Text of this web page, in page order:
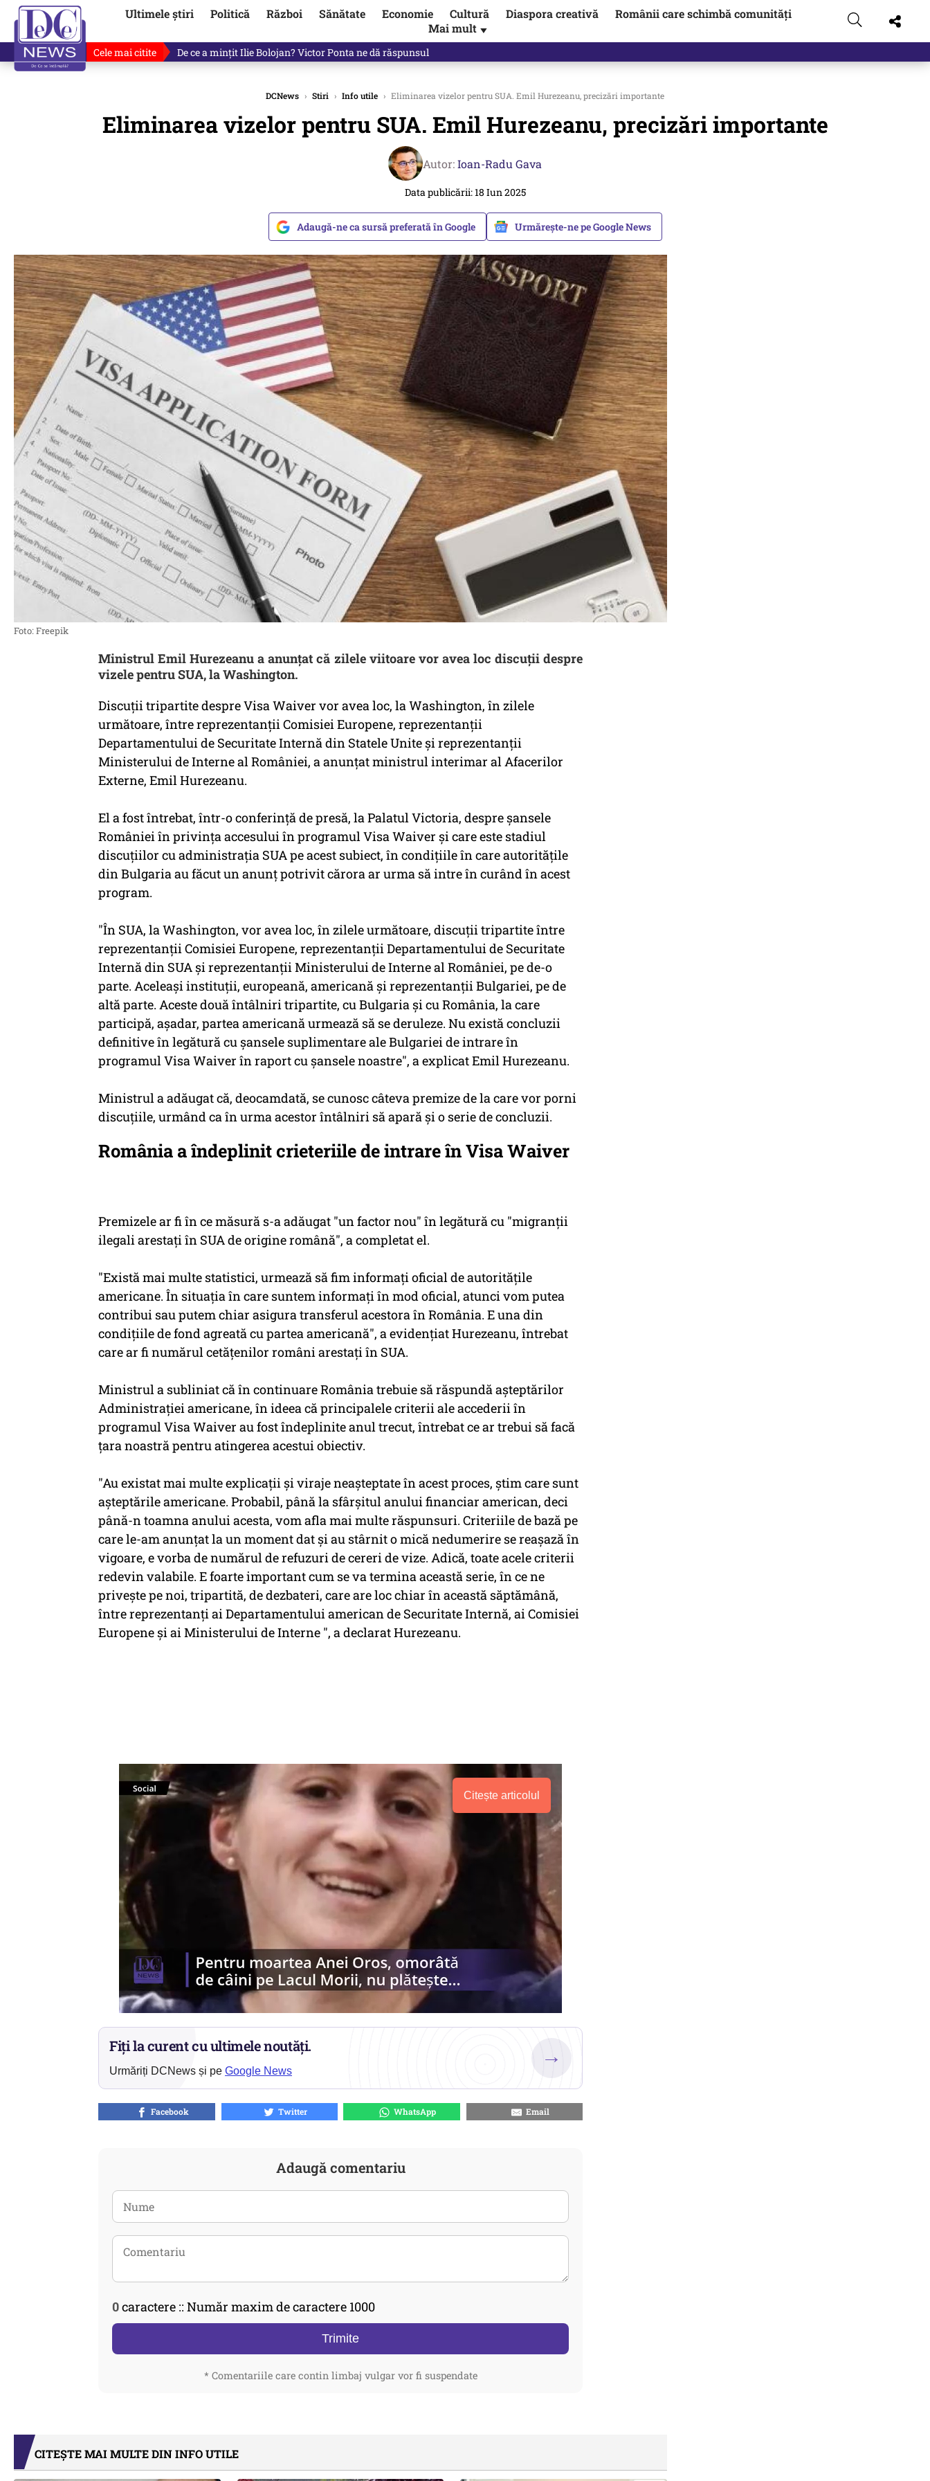
Ultimele știri Politică Război Sănătate Economie Cultură Diaspora creativă
Românii care schimbă comunități
Mai mult ▼
Cele mai citite De ce a mințit Ilie Bolojan? Victor Ponta ne dă răspunsul
DCNews › Stiri › Info utile › Eliminarea vizelor pentru SUA. Emil Hurezeanu, precizări importante
Eliminarea vizelor pentru SUA. Emil Hurezeanu, precizări importante
Autor:Ioan-Radu Gava
Data publicării: 18 Iun 2025
Adaugă-ne ca sursă preferată în Google Urmărește-ne pe Google News
Foto: Freepik
Ministrul Emil Hurezeanu a anunțat că zilele viitoare vor avea loc discuţii despre
vizele pentru SUA, la Washington.
Discuţii tripartite despre Visa Waiver vor avea loc, la Washington, în zilele
următoare, între reprezentanţii Comisiei Europene, reprezentanţii
Departamentului de Securitate Internă din Statele Unite şi reprezentanţii
Ministerului de Interne al României, a anunţat ministrul interimar al Afacerilor
Externe, Emil Hurezeanu.
El a fost întrebat, într-o conferinţă de presă, la Palatul Victoria, despre şansele
României în privinţa accesului în programul Visa Waiver şi care este stadiul
discuţiilor cu administraţia SUA pe acest subiect, în condiţiile în care autorităţile
din Bulgaria au făcut un anunţ potrivit cărora ar urma să intre în curând în acest
program.
"În SUA, la Washington, vor avea loc, în zilele următoare, discuţii tripartite între
reprezentanţii Comisiei Europene, reprezentanţii Departamentului de Securitate
Internă din SUA şi reprezentanţii Ministerului de Interne al României, pe de-o
parte. Aceleaşi instituţii, europeană, americană şi reprezentanţii Bulgariei, pe de
altă parte. Aceste două întâlniri tripartite, cu Bulgaria şi cu România, la care
participă, aşadar, partea americană urmează să se deruleze. Nu există concluzii
definitive în legătură cu şansele suplimentare ale Bulgariei de intrare în
programul Visa Waiver în raport cu şansele noastre", a explicat Emil Hurezeanu.
Ministrul a adăugat că, deocamdată, se cunosc câteva premize de la care vor porni
discuţiile, urmând ca în urma acestor întâlniri să apară şi o serie de concluzii.
România a îndeplinit crieteriile de intrare în Visa Waiver
Premizele ar fi în ce măsură s-a adăugat "un factor nou" în legătură cu "migranţii
ilegali arestaţi în SUA de origine română", a completat el.
"Există mai multe statistici, urmează să fim informaţi oficial de autorităţile
americane. În situaţia în care suntem informaţi în mod oficial, atunci vom putea
contribui sau putem chiar asigura transferul acestora în România. E una din
condiţiile de fond agreată cu partea americană", a evidenţiat Hurezeanu, întrebat
care ar fi numărul cetăţenilor români arestaţi în SUA.
Ministrul a subliniat că în continuare România trebuie să răspundă aşteptărilor
Administraţiei americane, în ideea că principalele criterii ale accederii în
programul Visa Waiver au fost îndeplinite anul trecut, întrebat ce ar trebui să facă
ţara noastră pentru atingerea acestui obiectiv.
"Au existat mai multe explicaţii şi viraje neaşteptate în acest proces, ştim care sunt
aşteptările americane. Probabil, până la sfârşitul anului financiar american, deci
până-n toamna anului acesta, vom afla mai multe răspunsuri. Criteriile de bază pe
care le-am anunţat la un moment dat şi au stârnit o mică nedumerire se reaşază în
vigoare, e vorba de numărul de refuzuri de cereri de vize. Adică, toate acele criterii
redevin valabile. E foarte important cum se va termina această serie, în ce ne
priveşte pe noi, tripartită, de dezbateri, care are loc chiar în această săptămână,
între reprezentanţi ai Departamentului american de Securitate Internă, ai Comisiei
Europene şi ai Ministerului de Interne ", a declarat Hurezeanu.
Citește articolul
Fiți la curent cu ultimele noutăți.
Urmăriți DCNews și pe Google News
→
Facebook Twitter WhatsApp Email
Adaugă comentariu
0caractere :: Număr maxim de caractere 1000
Trimite
* Comentariile care contin limbaj vulgar vor fi suspendate
CITEȘTE MAI MULTE DIN INFO UTILE